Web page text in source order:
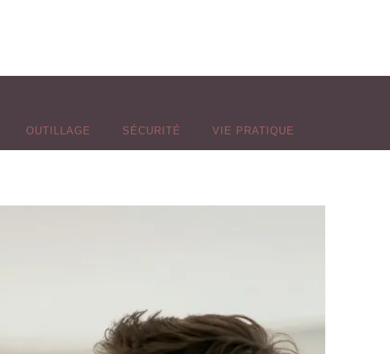
OUTILLAGE SÉCURITÉ VIE PRATIQUE